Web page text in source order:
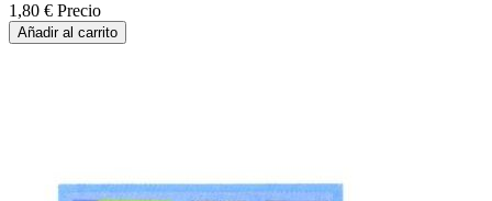
1,80 € Precio
Añadir al carrito